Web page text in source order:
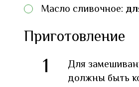
Масло сливочное:
Приготовление
1
Для
должны быть